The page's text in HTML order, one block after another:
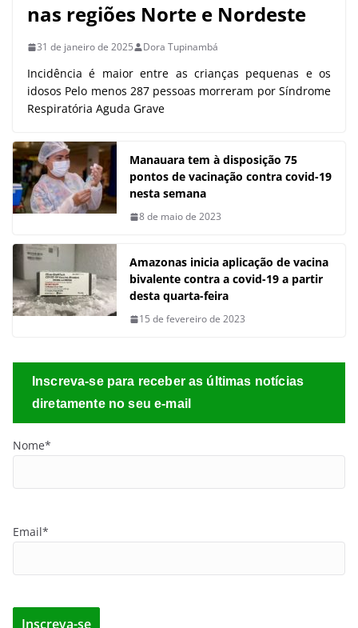
nas regiões Norte e Nordeste
31 de janeiro de 2025 Dora Tupinambá
Incidência é maior entre as crianças pequenas e os
idosos Pelo menos 287 pessoas morreram por Síndrome
Respiratória Aguda Grave
Manauara tem à disposição 75
pontos de vacinação contra covid-19
nesta semana
8 de maio de 2023
Amazonas inicia aplicação de vacina
bivalente contra a covid-19 a partir
desta quarta-feira
15 de fevereiro de 2023
Inscreva-se para receber as últimas notícias
diretamente no seu e-mail
Nome*
Email*